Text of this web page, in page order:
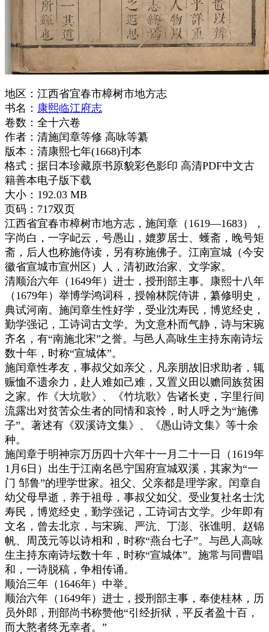
地区：江西省宜春市樟树市地方志
书名： 康熙临江府志
卷数：全十六卷
作者：清施闰章等修 高咏等纂
版本：清康熙七年(1668)刊本
格式：据日本珍藏原书原貌彩色影印 高清PDF中文古
籍善本电子版下载
大小：192.03 MB
页码：717双页
江西省宜春市樟树市地方志 ，施闰章（1619—1683），
字尚白，一字屺云，号愚山，媲萝居士、蠖斋，晚号矩
斋，后人也称施侍读，另有称施佛子。江南宣城（今安
徽省宣城市宣州区）人，清初政治家、文学家。
清顺治六年（1649年）进士，授刑部主事。康熙十八年
（1679年）举博学鸿词科，授翰林院侍讲，纂修明史，
典试河南。施闰章生性好学，受业沈寿民，博览经史，
勤学强记，工诗词古文学。为文意朴而气静，诗与宋琬
齐名，有“南施北宋”之誉。与邑人高咏生主持东南诗坛
数十年，时称“宣城体”。
施闰章性孝友，事叔父如亲父，凡亲朋故旧求助者，辄
赈恤不遗余力，赴人难如己难，又置义田以赡同族贫困
之家。作《大坑歌》、《竹坑歌》告诸长吏，字里行间
流露出对贫苦众生者的同情和哀怜，时人呼之为“施佛
子”。著述有《双溪诗文集》、《愚山诗文集》等十余
种。
施闰章于明神宗万历四十六年十一月二十一日（1619年
1月6日）出生于江南名邑宁国府宣城双溪，其家为“一
门 邹鲁”的理学世家。祖父、父亲都是理学家。闰章自
幼父母早逝，养于祖母，事叔父如父。受业复社名士沈
寿民，博览经史，勤学强记，工诗词古文学。少年即有
文名，曾去北京，与宋琬、严沆、丁澎、张谯明、赵锦
帆、周茂元等以诗相和，时称“燕台七子”。与邑人高咏
生主持东南诗坛数十年，时称“宣城体”。施常与同曹唱
和，一诗脱稿，争相传诵。
顺治三年（1646年）中举。
顺治六年（1649年）进士，授刑部主事，奉使桂林，历
员外郎，刑部尚书称赞他“引经折狱，平反者盈十百，
而大憝者终无幸者。”